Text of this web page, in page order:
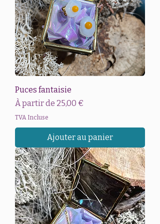
Puces fantaisie
À partir de 25,00 €
Prix promotionnel
TVA Incluse
Ajouter au panier